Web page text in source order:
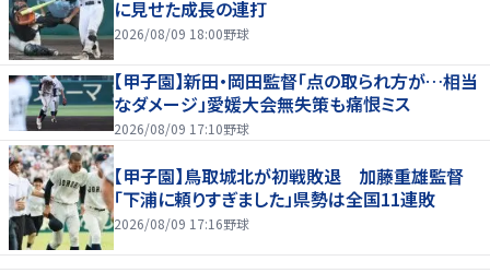
に見せた成長の連打
2026/08/09 18:00野球
【甲子園】新田・岡田監督「点の取られ方が…相当
なダメージ」愛媛大会無失策も痛恨ミス
2026/08/09 17:10野球
【甲子園】鳥取城北が初戦敗退 加藤重雄監督
「下浦に頼りすぎました」県勢は全国11連敗
2026/08/09 17:16野球